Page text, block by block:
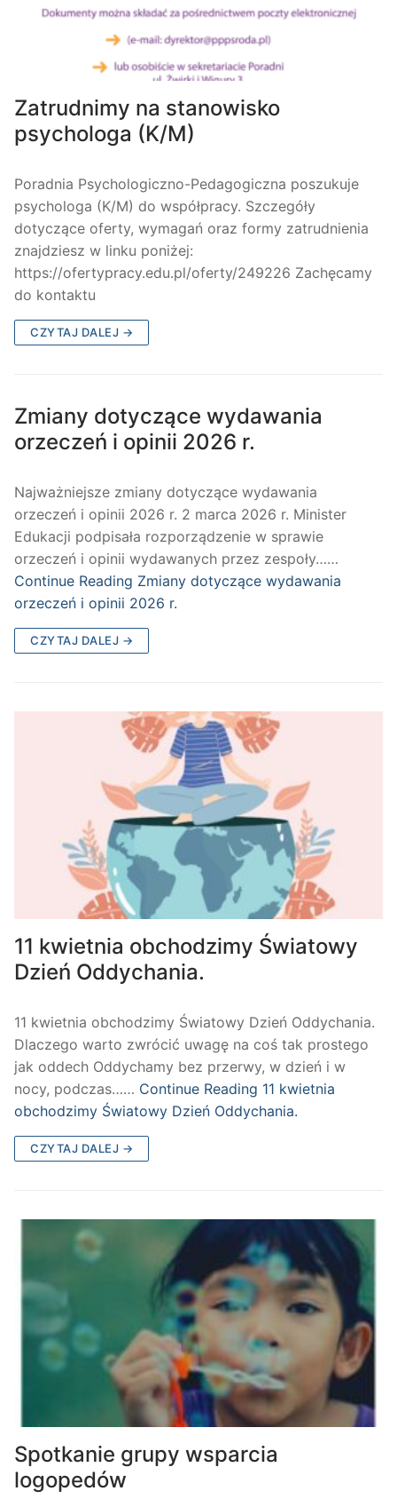
Zatrudnimy na stanowisko
psychologa (K/M)
Poradnia Psychologiczno-Pedagogiczna poszukuje
psychologa (K/M) do współpracy. Szczegóły
dotyczące oferty, wymagań oraz formy zatrudnienia
znajdziesz w linku poniżej:
https://ofertypracy.edu.pl/oferty/249226 Zachęcamy
do kontaktu
CZYTAJ DALEJ →
Zmiany dotyczące wydawania
orzeczeń i opinii 2026 r.
Najważniejsze zmiany dotyczące wydawania
orzeczeń i opinii 2026 r. 2 marca 2026 r. Minister
Edukacji podpisała rozporządzenie w sprawie
orzeczeń i opinii wydawanych przez zespoły……
Continue Reading Zmiany dotyczące wydawania
orzeczeń i opinii 2026 r.
CZYTAJ DALEJ →
11 kwietnia obchodzimy Światowy
Dzień Oddychania.
11 kwietnia obchodzimy Światowy Dzień Oddychania.
Dlaczego warto zwrócić uwagę na coś tak prostego
jak oddech Oddychamy bez przerwy, w dzień i w
nocy, podczas…… Continue Reading 11 kwietnia
obchodzimy Światowy Dzień Oddychania.
CZYTAJ DALEJ →
Spotkanie grupy wsparcia
logopedów